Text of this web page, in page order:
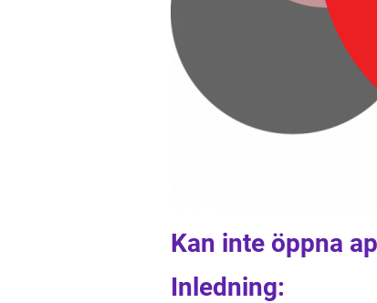
Kan inte öppna
Inledning: